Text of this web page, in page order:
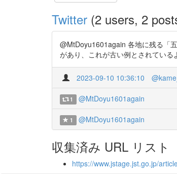
Twitter (2 users, 2
@MtDoyu1601again 各地に残る「
があり、これが古い例とされてい
2023-09-10 10:36:10
1 @MtDoyu1601again
1 @MtDoyu1601again
収集済み URL リスト
https://www.jstage.jst.go.jp/